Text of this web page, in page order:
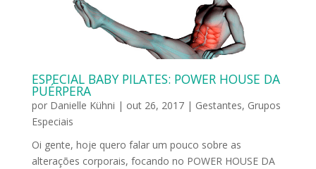
ESPECIAL BABY PILATES: POWER HOUSE DA
PUÉRPERA
por Danielle Kühni | out 26, 2017| Gestantes, Grupos
Especiais
Oi gente, hoje quero falar um pouco sobre as
alterações corporais, focando no POWER HOUSE DA